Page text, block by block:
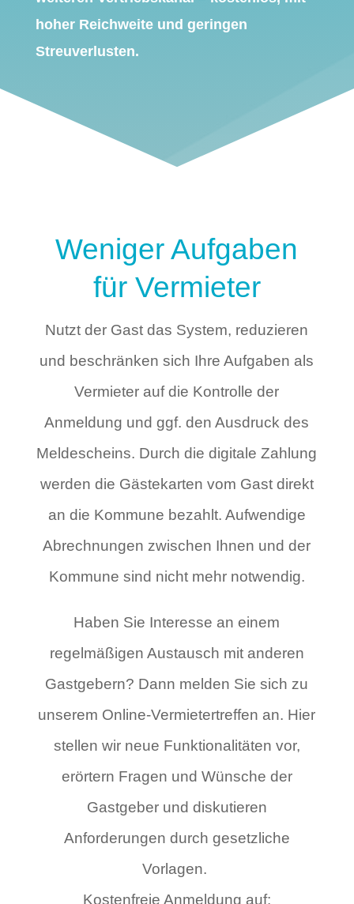
hoher Reichweite und geringen
Streuverlusten.
Weniger Aufgaben
für Vermieter
Nutzt der Gast das System, reduzieren
und beschränken sich Ihre Aufgaben als
Vermieter auf die Kontrolle der
Anmeldung und ggf. den Ausdruck des
Meldescheins. Durch die digitale Zahlung
werden die Gästekarten vom Gast direkt
an die Kommune bezahlt. Aufwendige
Abrechnungen zwischen Ihnen und der
Kommune sind nicht mehr notwendig.
Haben Sie Interesse an einem
regelmäßigen Austausch mit anderen
Gastgebern? Dann melden Sie sich zu
unserem Online-Vermietertreffen an. Hier
stellen wir neue Funktionalitäten vor,
erörtern Fragen und Wünsche der
Gastgeber und diskutieren
Anforderungen durch gesetzliche
Vorlagen.
Kostenfreie Anmeldung auf: